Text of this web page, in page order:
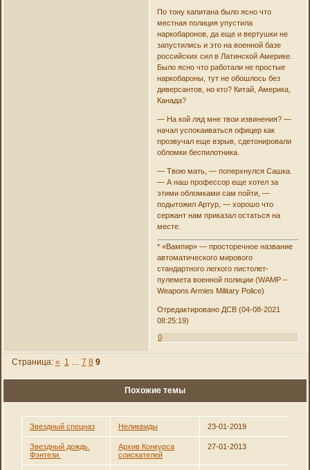
По тону капитана было ясно что
местная полиция упустила
наркобаронов, да еще и вертушки не
запустились и это на военной базе
российских сил в Латинской Америке.
Было ясно что работали не простые
наркобароны, тут не обошлось без
диверсантов, но кто? Китай, Америка,
Канада?
— На кой ляд мне твои извинения? —
начал успокаиваться офицер как
прозвучал еще взрыв, сдетонировали
обломки беспилотника.
— Твою мать, — поперхнулся Сашка.
— А наш профессор еще хотел за
этими обломками сам пойти, —
подытожил Артур, — хорошо что
сержант нам приказал остаться на
месте.
* «Вампир» — просторечное название
автоматического мирового
стандартного легкого пистолет-
пулемета военной полиции (WAMP –
Weapons Armies Military Police)
Отредактировано ДСВ (04-08-2021
08:25:19)
0
Страница: « 1 7 8 9
Похожие темы
Звездный спецназ Неликвиды 23-01-2019
Звездный дождь.
Фэнтези.
Архив Конкурса
соискателей
27-01-2013